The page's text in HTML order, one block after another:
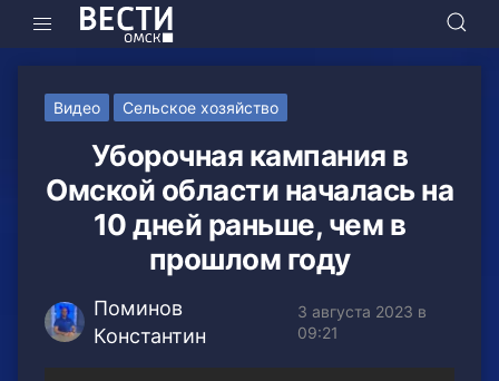
Видео Сельское хозяйство
Уборочная кампания в
Омской области началась на
10 дней раньше, чем в
прошлом году
Поминов
Константин
3 августа 2023 в
09:21